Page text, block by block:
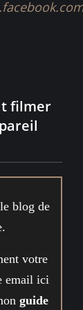
filmer
blog de
votre
email ici
guide